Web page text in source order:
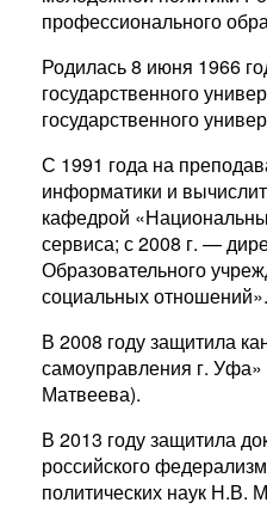
профессионального
Родилась 8 июня 1966
государственного
государственного
С 1991 года на
информатики и
кафедрой
сервиса; с 2008 г. —
Образовательного
социальных отношений».
В 2008 году защитила
самоуправления г. Уфа»
Матвеева).
В 2013 году защитила
российского
политических наук Н.В.